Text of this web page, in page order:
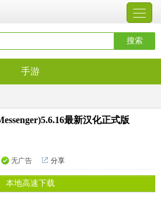
手游
最新汉化正式版
无广告 分享
本地高速下载